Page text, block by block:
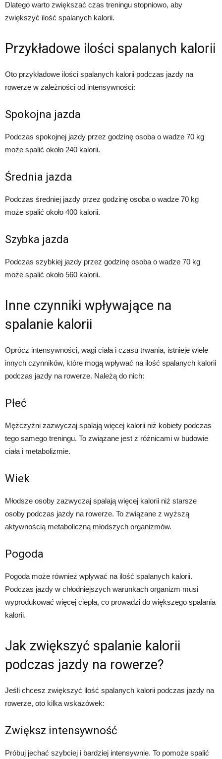
Dlatego warto zwiększać czas treningu stopniowo, aby
zwiększyć ilość spalanych kalorii.
Przykładowe ilości spalanych kalorii
Oto przykładowe ilości spalanych kalorii podczas jazdy na
rowerze w zależności od intensywności:
Spokojna jazda
Podczas spokojnej jazdy przez godzinę osoba o wadze 70 kg
może spalić około 240 kalorii.
Średnia jazda
Podczas średniej jazdy przez godzinę osoba o wadze 70 kg
może spalić około 400 kalorii.
Szybka jazda
Podczas szybkiej jazdy przez godzinę osoba o wadze 70 kg
może spalić około 560 kalorii.
Inne czynniki wpływające na
spalanie kalorii
Oprócz intensywności, wagi ciała i czasu trwania, istnieje wiele
innych czynników, które mogą wpływać na ilość spalanych kalorii
podczas jazdy na rowerze. Należą do nich:
Płeć
Mężczyźni zazwyczaj spalają więcej kalorii niż kobiety podczas
tego samego treningu. To związane jest z różnicami w budowie
ciała i metabolizmie.
Wiek
Młodsze osoby zazwyczaj spalają więcej kalorii niż starsze
osoby podczas jazdy na rowerze. To związane z wyższą
aktywnością metaboliczną młodszych organizmów.
Pogoda
Pogoda może również wpływać na ilość spalanych kalorii.
Podczas jazdy w chłodniejszych warunkach organizm musi
wyprodukować więcej ciepła, co prowadzi do większego spalania
kalorii.
Jak zwiększyć spalanie kalorii
podczas jazdy na rowerze?
Jeśli chcesz zwiększyć ilość spalanych kalorii podczas jazdy na
rowerze, oto kilka wskazówek:
Zwiększ intensywność
Próbuj jechać szybciej i bardziej intensywnie. To pomoże spalić